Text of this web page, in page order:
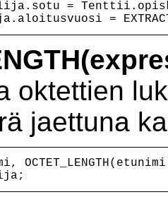
=
oktettien
jaettuna